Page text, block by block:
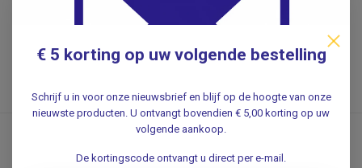
8,22 Excl. btw
.
Losse Adapter voor Welch
€ 5 korting op uw volgende bestelling
Schrijf u in voor onze nieuwsbrief en blijf op de hoogte van onze
nieuwste producten. U ontvangt bovendien € 5,00 korting op uw
volgende aankoop.
De kortingscode ontvangt u direct per e-mail.